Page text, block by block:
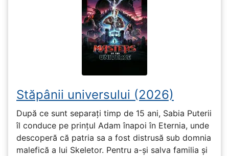
Stăpânii universului (2026)
După ce sunt separați timp de 15 ani, Sabia Puterii
îl conduce pe prințul Adam înapoi în Eternia, unde
descoperă că patria sa a fost distrusă sub domnia
malefică a lui Skeletor. Pentru a-și salva familia și